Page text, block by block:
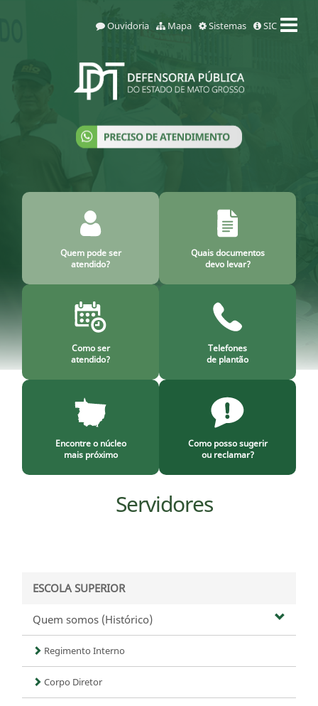
Ouvidoria Mapa Sistemas SIC
Quem pode ser
atendido?
Quais documentos
devo levar?
Como ser
atendido?
Telefones
de plantão
Encontre o núcleo
mais próximo
Como posso sugerir
ou reclamar?
Servidores
ESCOLA SUPERIOR
Quem somos (Histórico)
Regimento Interno
Corpo Diretor